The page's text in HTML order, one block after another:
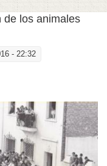
de los animales
- 22:32